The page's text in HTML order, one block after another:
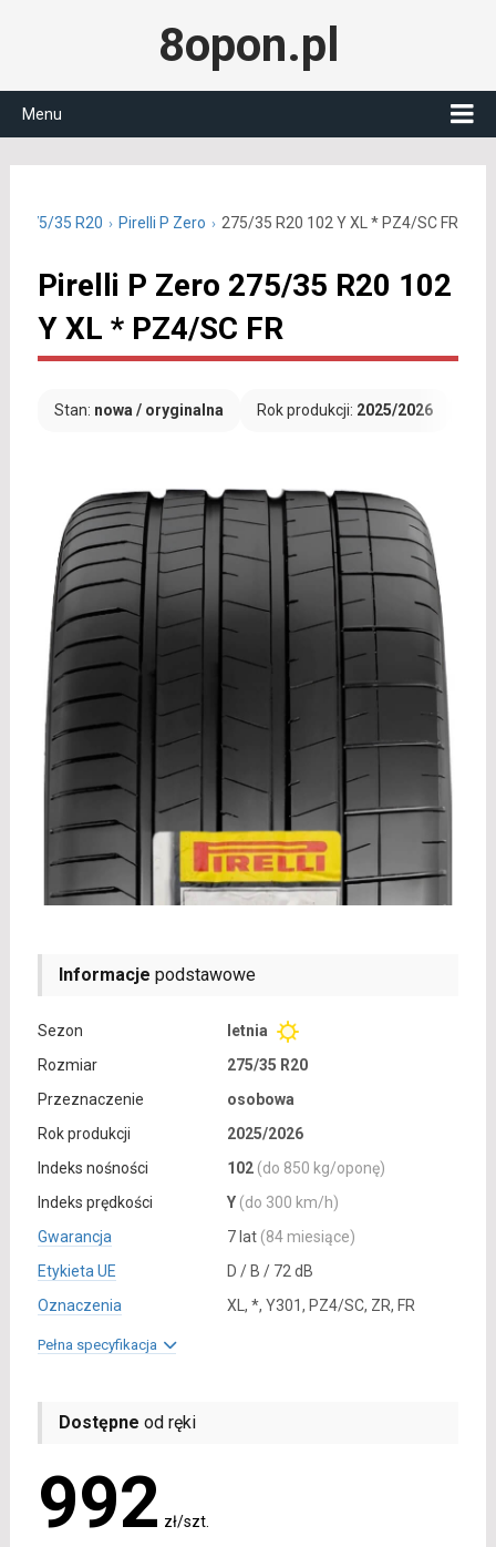
8opon.pl
Menu
275/35 R20 Pirelli P Zero 275/35 R20 102 Y XL * PZ4/SC FR
Pirelli P Zero 275/35 R20 102
Y XL * PZ4/SC FR
Stan: nowa / oryginalna Rok produkcji: 2025/2026
Informacje podstawowe
Sezon
letnia
Rozmiar
275/35 R20
Przeznaczenie
osobowa
Rok produkcji
2025/2026
Indeks nośności
102 (do 850 kg/oponę)
Indeks prędkości
Y (do 300 km/h)
Gwarancja
7 lat (84 miesiące)
Etykieta UE
D / B / 72 dB
Oznaczenia
XL, *, Y301, PZ4/SC, ZR, FR
Pełna specyfikacja
Dostępne od ręki
992 zł/szt.